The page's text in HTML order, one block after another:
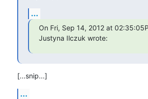
...
On Fri, Sep 14, 2012 at
Justyna Ilczuk wrote:
[...snip...]
...